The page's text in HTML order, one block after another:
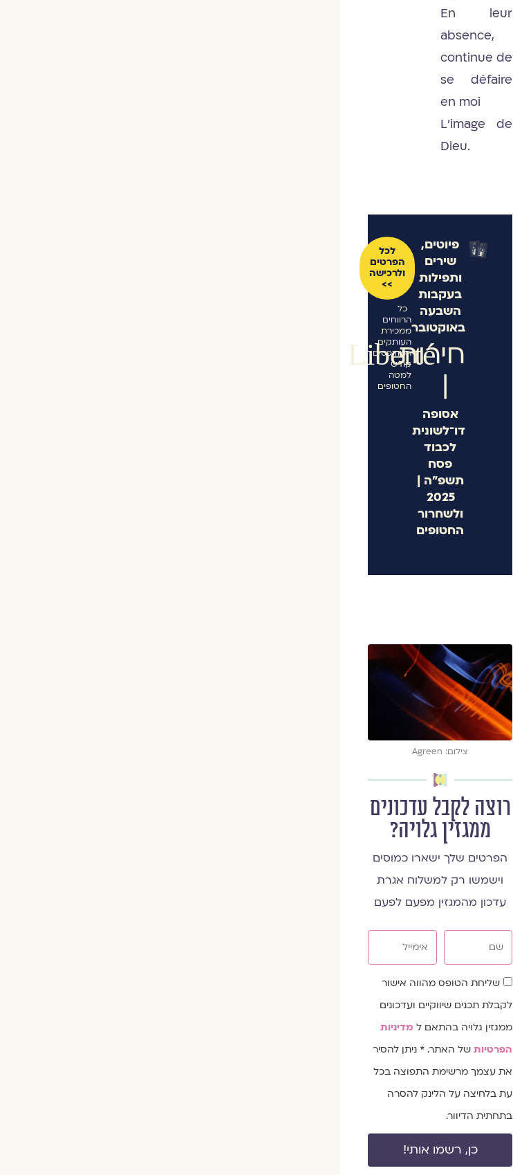
En leur
absence,
continue de
se défaire
en moi
L'image de
Dieu.
פיוטים,
שירים
ותפילות
בעקבות
השבעה
באוקטובר
חירות
|
Liberté
אסופה
דו־לשונית
לכבוד
פסח
תשפ"ה |
2025
ולשחרור
החטופים
לכל
הפרטים
ולרכישה
>>
כל
הרווחים
ממכירת
העותקים
המודפסים
קודש
למטה
החטופים
צילום: Agreen
רוצה לקבל עדכונים
ממגזין גלויה?
הפרטים שלך ישארו כמוסים
וישמשו רק למשלוח אגרת
עדכון מהמגזין מפעם לפעם
שדהשליחת הטופס מהווה אישור
לקבלת תכנים שיווקיים ועדכונים
ממגזין גלויה בהתאם למדיניות
הפרטיותשל האתר. * ניתן להסיר
את עצמך מרשימת התפוצה בכל
עת בלחיצה על הלינק להסרה
בתחתית הדיוור.
כן, רשמו אותי!